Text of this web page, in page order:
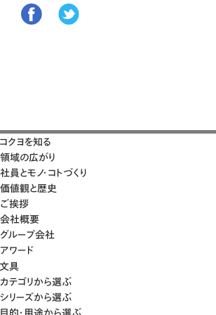
コクヨを知る
領域の広がり
社員とモノ・コトづくり
価値観と歴史
ご挨拶
会社概要
グループ会社
アワード
文具
カテゴリから選ぶ
シリーズから選ぶ